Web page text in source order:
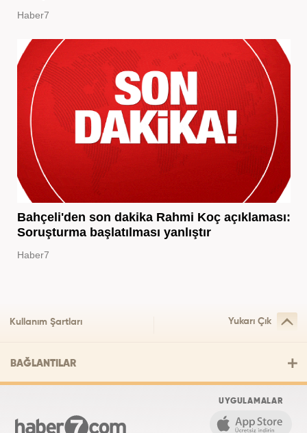
Haber7
Bahçeli'den son dakika Rahmi Koç açıklaması:
Soruşturma başlatılması yanlıştır
Haber7
Kullanım Şartları Yukarı Çık
BAĞLANTILAR
UYGULAMALAR